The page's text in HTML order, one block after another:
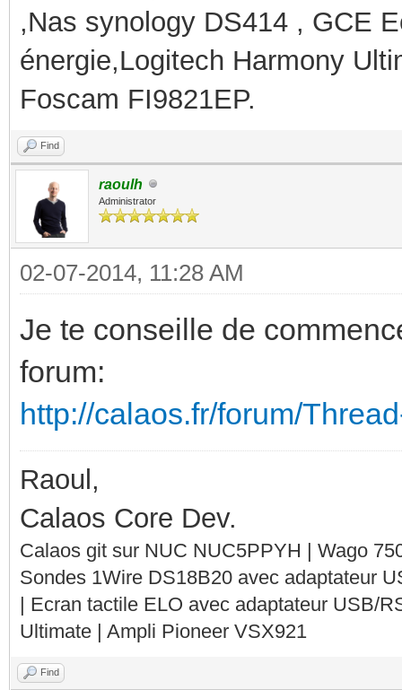
,Nas synology DS414 , GCE
énergie,Logitech Harmony
Foscam FI9821EP.
Find
raoulh
Administrator
02-07-2014, 11:28 AM
Je te conseille de
forum:
http://calaos.fr/forum/
Raoul,
Calaos Core Dev.
Calaos git sur NUC NUC5PPYH | Wago
Sondes 1Wire DS18B20 avec adaptateur
| Ecran tactile ELO avec adaptateur USB/
Ultimate | Ampli Pioneer VSX921
Find